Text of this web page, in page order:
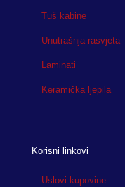
Tuš kabine
Unutrašnja rasvjeta
Laminati
Keramička ljepila
Korisni linkovi
Uslovi kupovine